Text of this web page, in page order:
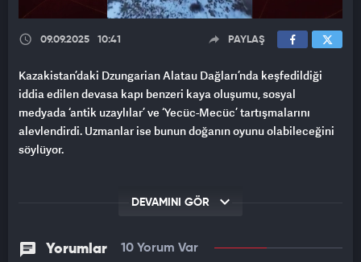
09.09.2025 10:41 PAYLAŞ
Kazakistan’daki Dzungarian Alatau Dağları’nda keşfedildiği
iddia edilen devasa kapı benzeri kaya oluşumu, sosyal
medyada ‘antik uzaylılar’ ve ‘Yecüc-Mecüc’ tartışmalarını
alevlendirdi. Uzmanlar ise bunun doğanın oyunu olabileceğini
söylüyor.
DEVAMINI GÖR
Yorumlar 10 Yorum Var